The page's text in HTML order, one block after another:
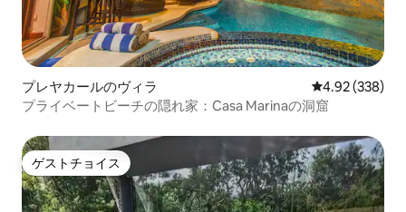
プレヤカールのヴィラ レビュー338
4.92 (338)
プライベートビーチの隠れ家：Casa Marinaの洞窟
ゲストチョイス
ゲストチョイス